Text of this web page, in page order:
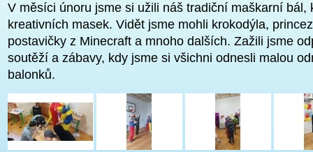
V měsíci únoru jsme si užili náš tradiční maškarní bál,
kreativních masek. Vidět jsme mohli krokodýla,
postavičky z Minecraft a mnoho dalších. Zažili jsme
soutěží a zábavy, kdy jsme si všichni odnesli malou
balonků.